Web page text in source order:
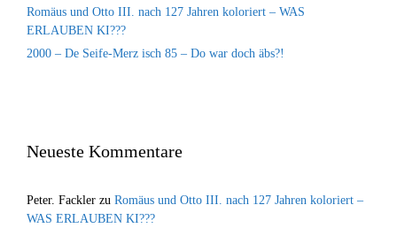
Romäus und Otto III. nach 127 Jahren koloriert – WAS
ERLAUBEN KI???
2000 – De Seife-Merz isch 85 – Do war doch äbs?!
Neueste Kommentare
Peter. Fackler zu Romäus und Otto III. nach 127 Jahren koloriert –
WAS ERLAUBEN KI???